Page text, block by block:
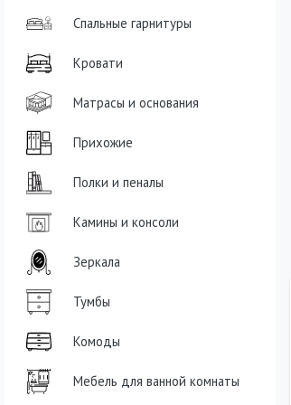
Спальные гарнитуры
Кровати
Матрасы и основания
Прихожие
Полки и пеналы
Камины и консоли
Зеркала
Тумбы
Комоды
Мебель для ванной комнаты